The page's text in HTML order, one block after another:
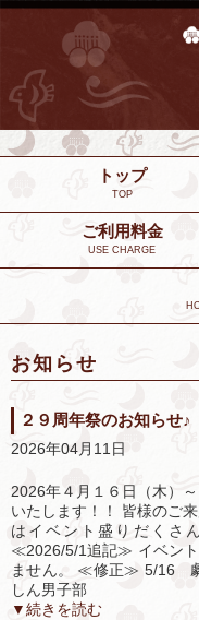
トップ
TOP
ご利用料金
USE CHARGE
お知らせ
２９周年祭のお知らせ♪
2026年04月11日
2026年４月１６日（木）
いたします！！ 皆様のご
はイベント盛りだくさ
≪2026/5/1追記≫ イベント
ません。 ≪修正≫ 5/16
しん男子部
▼続きを読む